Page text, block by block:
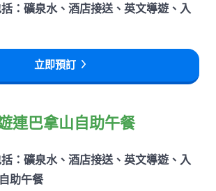
：礦泉水、酒店接送、英文導遊、入
立即預訂
連巴拿山自助午餐
：礦泉水、酒店接送、英文導遊、入
助午餐